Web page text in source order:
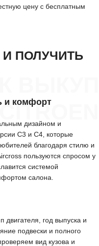
цену с бесплатным
ПОЛУЧИТЬ
и комфорт
дизайном и
C3 и C4, которые
благодаря стилю и
пользуются спросом у
системой
салона.
год выпуска и
подвески и полного
вид кузова и